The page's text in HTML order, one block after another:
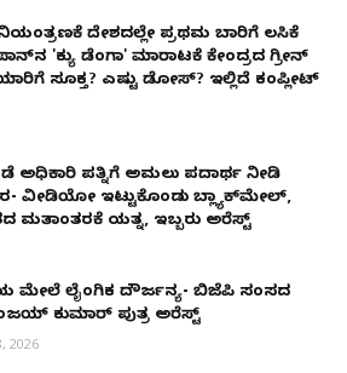
ದೇಶದಲ್ಲೇ ಪ್ರಥಮ ಬಾರಿಗೆ ಲಸಿಕೆ
'ಕ್ಯು ಡೆಂಗಾ' ಮಾರಾಟಕ್ಕೆ ಕೇಂದ್ರದ ಗ್ರೀನ್
ಸೂಕ್ತ? ಎಷ್ಟು ಡೋಸ್? ಇಲ್ಲಿದೆ ಕಂಪ್ಲೀಟ್
ಅಧಿಕಾರಿ ಪತ್ನಿಗೆ ಅಮಲು ಪದಾರ್ಥ ನೀಡಿ
ವೀಡಿಯೋ ಇಟ್ಟುಕೊಂಡು ಬ್ಲ್ಯಾಕ್‌ಮೇಲ್,
ಮತಾಂತರಕ್ಕೆ ಯತ್ನ, ಇಬ್ಬರು ಅರೆಸ್ಟ್
ಮೇಲೆ ಲೈಂಗಿಕ ದೌರ್ಜನ್ಯ- ಬಿಜೆಪಿ ಸಂಸದ
ಕುಮಾರ್ ಪುತ್ರ ಅರೆಸ್ಟ್
2026